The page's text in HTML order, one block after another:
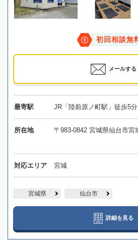
初回相談無
メールする
最寄駅 JR「陸前原ノ町駅」徒歩5分
所在地 〒983-0842 宮城県仙台市宮
対応エリア 宮城
宮城県 仙台市
詳細を見る